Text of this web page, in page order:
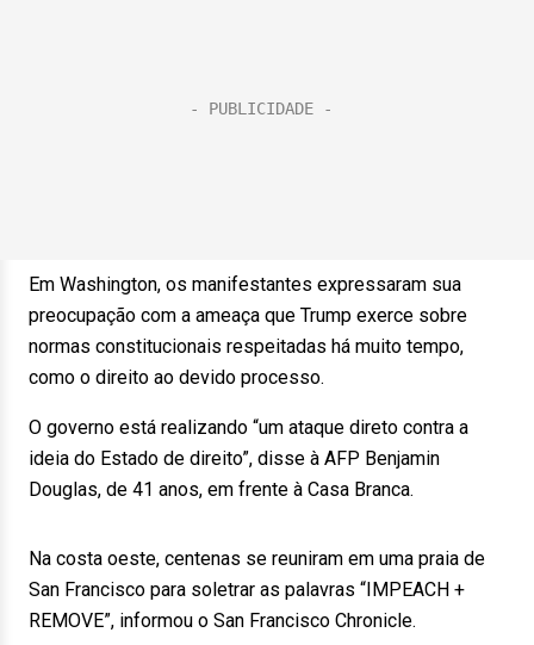
Em Washington, os manifestantes expressaram sua
preocupação com a ameaça que Trump exerce sobre
normas constitucionais respeitadas há muito tempo,
como o direito ao devido processo.
O governo está realizando “um ataque direto contra a
ideia do Estado de direito”, disse à AFP Benjamin
Douglas, de 41 anos, em frente à Casa Branca.
Na costa oeste, centenas se reuniram em uma praia de
San Francisco para soletrar as palavras “IMPEACH +
REMOVE”, informou o San Francisco Chronicle.